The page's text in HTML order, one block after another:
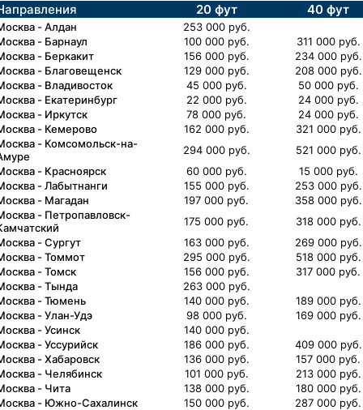
Алдан
Барнаул
Беркакит
Благовещенск
Екатеринбург
Кемерово
Комсомольск-на-Амуре
Красноярск
Лабытнанги
Магадан
20 фут 40 фут
- Алдан
253 000 руб.
- Барнаул 100 000 руб.
311 000 руб.
- Беркакит 156 000 руб.
234 000 руб.
- Благовещенск 129 000 руб.
208 000 руб.
- Владивосток 45 000 руб.
50 000 руб.
- Екатеринбург 22 000 руб.
24 000 руб.
- Иркутск 78 000 руб.
24 000 руб.
- Кемерово 162 000 руб.
321 000 руб.
- Комсомольск-на-
294 000 руб.
521 000 руб.
- Красноярск 60 000 руб.
15 000 руб.
- Лабытнанги 155 000 руб.
253 000 руб.
- Магадан 197 000 руб.
358 000 руб.
- Петропавловск-
175 000 руб.
318 000 руб.
- Сургут 163 000 руб.
269 000 руб.
- Томмот 295 000 руб.
518 000 руб.
- Томск 156 000 руб.
317 000 руб.
- Тында
263 000 руб.
- Тюмень 140 000 руб.
189 000 руб.
- Улан-Удэ 98 000 руб.
169 000 руб.
- Усинск
140 000 руб.
- Уссурийск 186 000 руб.
409 000 руб.
- Хабаровск 136 000 руб.
157 000 руб.
- Челябинск 101 000 руб.
213 000 руб.
- Чита 138 000 руб.
180 000 руб.
- Южно-Сахалинск 150 000 руб. 287 000 руб.